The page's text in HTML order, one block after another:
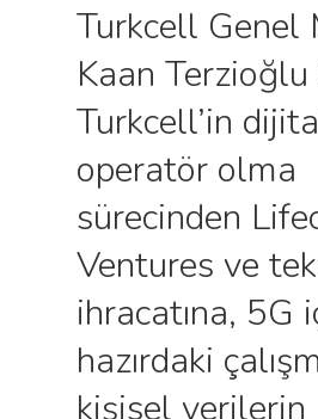
Turkcell Genel
Kaan
Turkcell’in
operatör olma
sürecinden
Ventures ve
ihracatına, 5G
hazırdaki
kişisel verilerin